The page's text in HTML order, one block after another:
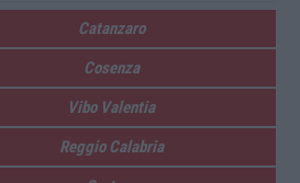
Catanzaro
Cosenza
Vibo Valentia
Reggio Calabria